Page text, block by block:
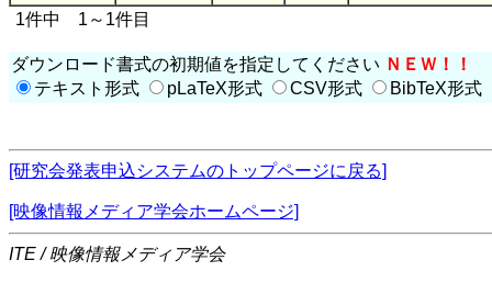
1件中 1～1件目
ダウンロード書式の初期値を指定してください ＮＥＷ！！
テキスト形式
pLaTeX形式 CSV形式 BibTeX形式
[研究会発表申込システムのトップページに戻る]
[映像情報メディア学会ホームページ]
ITE / 映像情報メディア学会